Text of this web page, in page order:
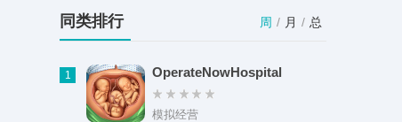
剧推推app官方正版
类型：影音娱乐
周 / 月 / 总
同类排行
1 OperateNowHospital
模拟经营